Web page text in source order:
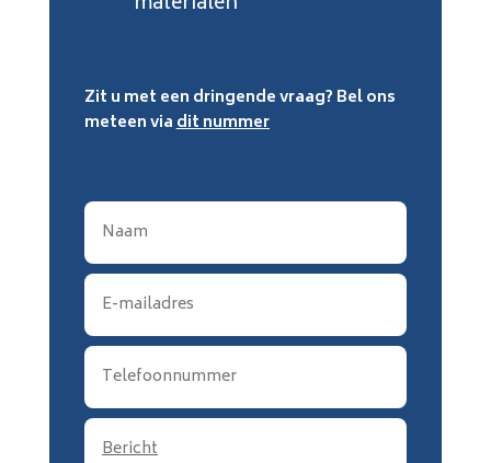
Zit u met een dringende vraag? Bel ons
meteen viadit nummer